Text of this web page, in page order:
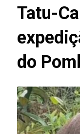
Tatu-
do